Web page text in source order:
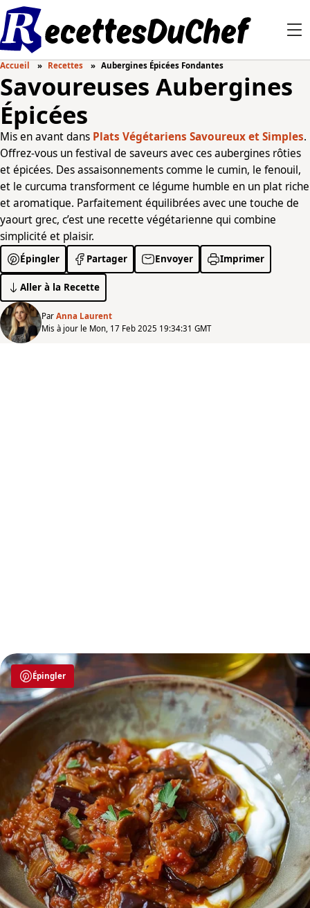
Accueil Recettes Aubergines Épicées Fondantes
Savoureuses Aubergines
Épicées
Mis en avant dans Plats Végétariens Savoureux et Simples.
Offrez-vous un festival de saveurs avec ces aubergines rôties
et épicées. Des assaisonnements comme le cumin, le fenouil,
et le curcuma transforment ce légume humble en un plat riche
et aromatique. Parfaitement équilibrées avec une touche de
yaourt grec, c’est une recette végétarienne qui combine
simplicité et plaisir.
Épingler Partager Envoyer Imprimer
Aller à la Recette
Par Anna Laurent
Mis à jour le Mon, 17 Feb 2025 19:34:31 GMT
Épingler